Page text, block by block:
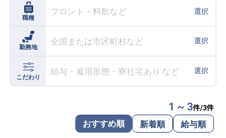
よくある質問
ホテル・宿泊業界情報コラム
採用をお考えの企業様へ
職種
フロント・料飲など 選択
勤務地
全国または市区町村など 選択
こだわり
給与・雇用形態・寮社宅あり など 選択
1 ~ 3件/3件
おすすめ順 新着順 給与順